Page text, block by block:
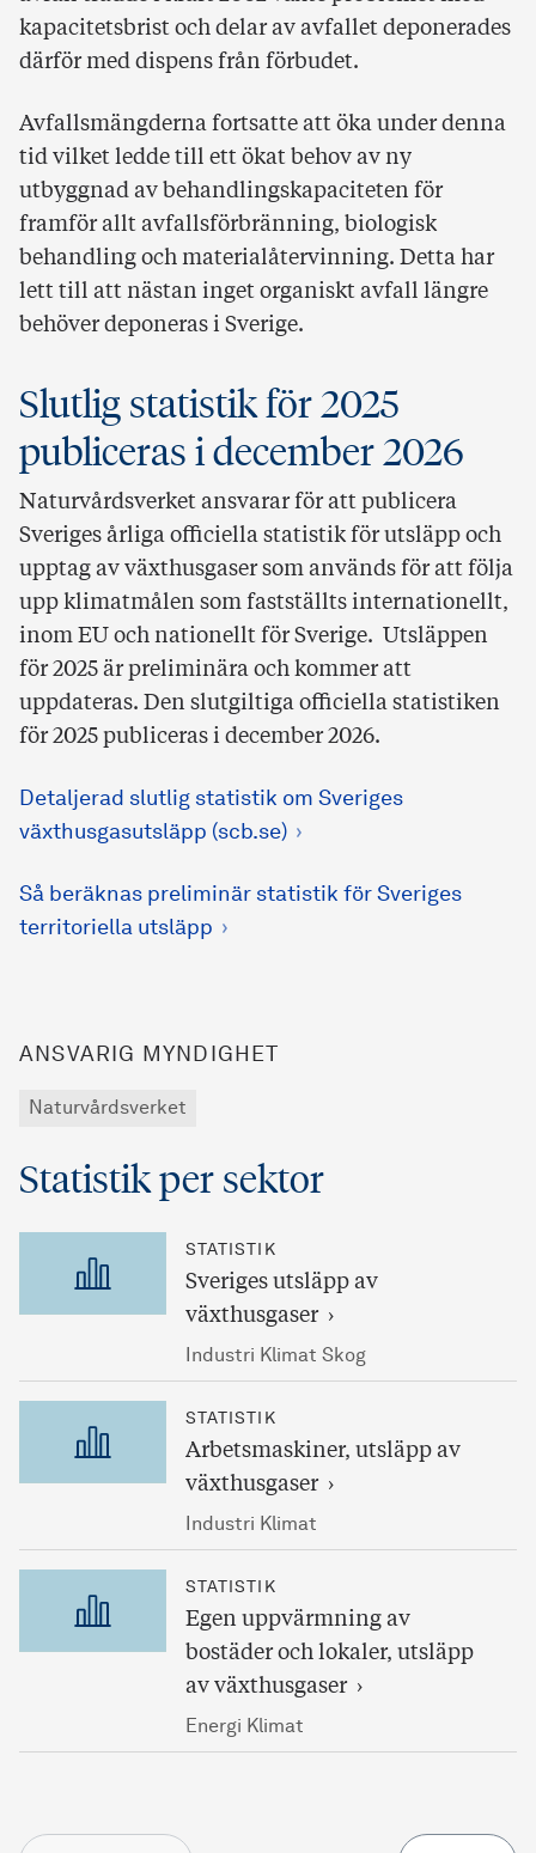
kapacitetsbrist och delar av avfallet deponerades
därför med dispens från förbudet.
Avfallsmängderna fortsatte att öka under denna
tid vilket ledde till ett ökat behov av ny
utbyggnad av behandlingskapaciteten för
framför allt avfallsförbränning, biologisk
behandling och materialåtervinning. Detta har
lett till att nästan inget organiskt avfall längre
behöver deponeras i Sverige.
Slutlig statistik för 2025
publiceras i december 2026
Naturvårdsverket ansvarar för att publicera
Sveriges årliga officiella statistik för utsläpp och
upptag av växthusgaser som används för att följa
upp klimatmålen som fastställts internationellt,
inom EU och nationellt för Sverige. Utsläppen
för 2025 är preliminära och kommer att
uppdateras. Den slutgiltiga officiella statistiken
för 2025 publiceras i december 2026.
Detaljerad slutlig statistik om Sveriges
växthusgasutsläpp (scb.se)
Så beräknas preliminär statistik för Sveriges
territoriella utsläpp
ANSVARIG MYNDIGHET
Naturvårdsverket
Statistik per sektor
STATISTIK
Sveriges utsläpp av
växthusgaser
Industri Klimat Skog
STATISTIK
Arbetsmaskiner, utsläpp av
växthusgaser
Industri Klimat
STATISTIK
Egen uppvärmning av
bostäder och lokaler, utsläpp
av växthusgaser
Energi Klimat